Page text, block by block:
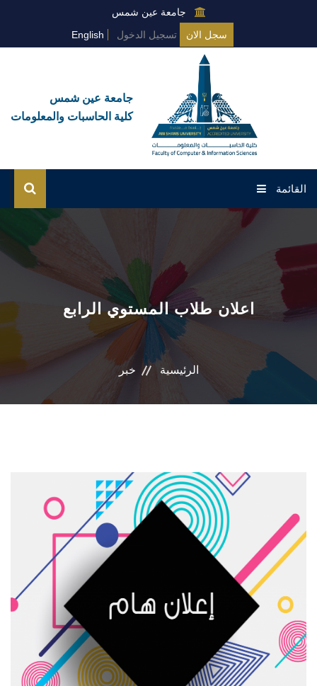
جامعة عين شمس
سجل الان
تسجيل الدخول English
جامعة عين شمس
كلية الحاسبات والمعلومات
القائمة
عن الكلية
البرامج العامةاعلان طلاب المستوي الرابع
الرئيسية خبر